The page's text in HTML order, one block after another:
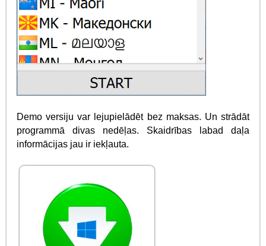
Demo versiju var lejupielādēt bez maksas. Un strādāt
programmā divas nedēļas. Skaidrības labad daļa
informācijas jau ir iekļauta.